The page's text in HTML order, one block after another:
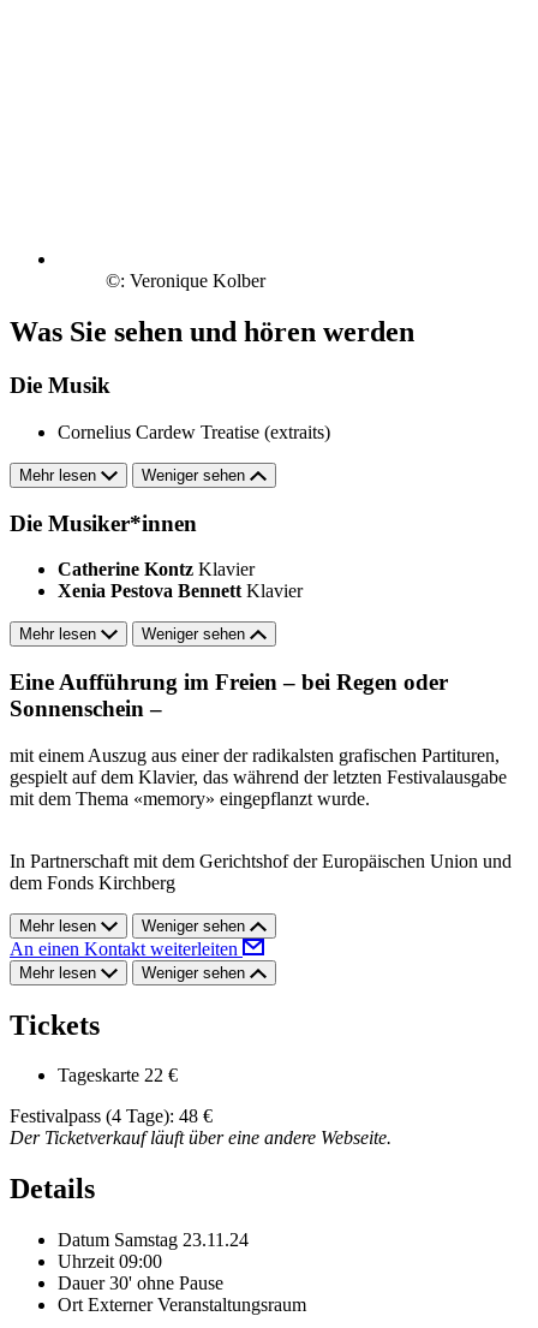
©: Veronique Kolber
Was Sie sehen und hören werden
Die Musik
Cornelius Cardew Treatise (extraits)
Mehr lesen Weniger sehen
Die Musiker*innen
Catherine Kontz Klavier
Xenia Pestova Bennett Klavier
Mehr lesen Weniger sehen
Eine Aufführung im Freien – bei Regen oder
Sonnenschein –
mit einem Auszug aus einer der radikalsten grafischen Partituren,
gespielt auf dem Klavier, das während der letzten Festivalausgabe
mit dem Thema «memory» eingepflanzt wurde.
In Partnerschaft mit dem Gerichtshof der Europäischen Union und
dem Fonds Kirchberg
Mehr lesen Weniger sehen
An einen Kontakt weiterleiten
Mehr lesen Weniger sehen
Tickets
Tageskarte 22 €
Festivalpass (4 Tage): 48 €
Der Ticketverkauf läuft über eine andere Webseite.
Details
Datum Samstag 23.11.24
Uhrzeit 09:00
Dauer 30' ohne Pause
Ort Externer Veranstaltungsraum